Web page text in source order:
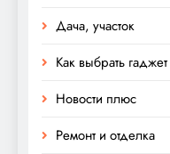
Дача, участок
Как выбрать гаджет
Новости плюс
Ремонт и отделка